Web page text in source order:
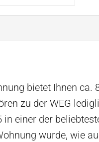
bietet Ihnen
zu der WEG
einer der
wurde, wie